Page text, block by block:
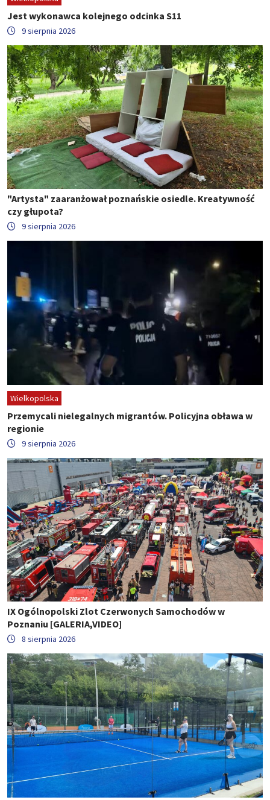
Jest wykonawca kolejnego odcinka S11
9 sierpnia 2026
"Artysta" zaaranżował poznańskie osiedle. Kreatywność
czy głupota?
9 sierpnia 2026
Wielkopolska
Przemycali nielegalnych migrantów. Policyjna obława w
regionie
9 sierpnia 2026
IX Ogólnopolski Zlot Czerwonych Samochodów w
Poznaniu [GALERIA,VIDEO]
8 sierpnia 2026